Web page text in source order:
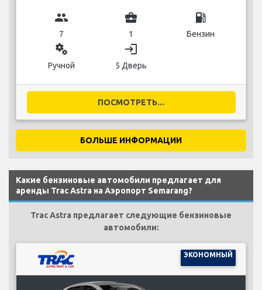
group
7
business_center
1
local_gas_station
Бензин
miscellaneous_services
Ручной
login
5 Дверь
ПОСМОТРЕТЬ...
БОЛЬШЕ ИНФОРМАЦИИ
Какие бензиновые автомобили предлагает для
аренды Trac Astra на Аэропорт Semarang?
Trac Astra предлагает следующие бензиновые
автомобили:
ЭКОНОМНЫЙ